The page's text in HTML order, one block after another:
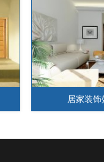
瓷砖美